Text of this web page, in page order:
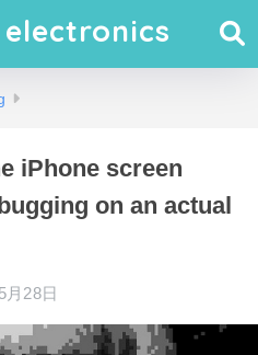
iPhone screen
on an actual
月28日